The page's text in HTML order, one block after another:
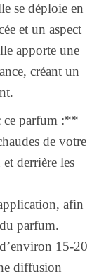
se déploie en
et un aspect
apporte une
créant un
ce parfum :**
de votre
derrière les
afin
parfum.
15-20
diffusion